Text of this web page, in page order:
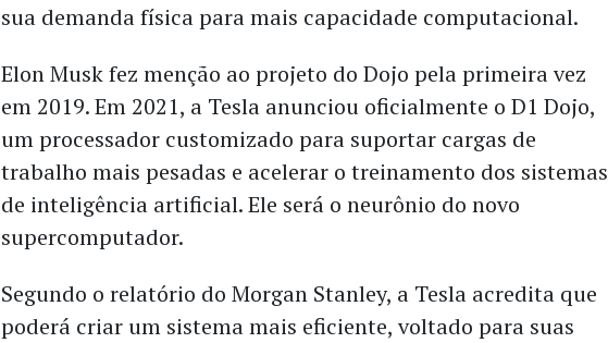
sua demanda física para mais capacidade computacional.
Elon Musk fez menção ao projeto do Dojo pela primeira vez
em 2019. Em 2021, a Tesla anunciou oficialmente o D1 Dojo,
um processador customizado para suportar cargas de
trabalho mais pesadas e acelerar o treinamento dos sistemas
de inteligência artificial. Ele será o neurônio do novo
supercomputador.
Segundo o relatório do Morgan Stanley, a Tesla acredita que
poderá criar um sistema mais eficiente, voltado para suas